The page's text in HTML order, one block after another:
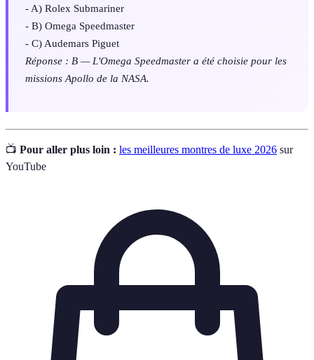
- A) Rolex Submariner
- B) Omega Speedmaster
- C) Audemars Piguet
Réponse : B — L'Omega Speedmaster a été choisie pour les
missions Apollo de la NASA.
📺 Pour aller plus loin : les meilleures montres de luxe 2026 sur
YouTube